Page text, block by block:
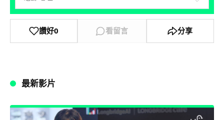
讚好0 看留言 分享
最新影片